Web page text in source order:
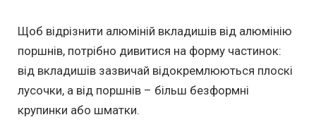
Щоб відрізнити алюміній вкладишів від алюмінію
поршнів, потрібно дивитися на форму частинок:
від вкладишів зазвичай відокремлюються плоскі
лусочки, а від поршнів – більш безформні
крупинки або шматки.